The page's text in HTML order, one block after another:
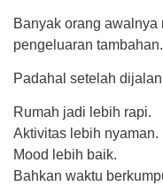
Banyak orang
pengeluaran tambahan.
Padahal setelah
Rumah jadi lebih rapi.
Aktivitas lebih nyaman.
Mood lebih baik.
Bahkan waktu